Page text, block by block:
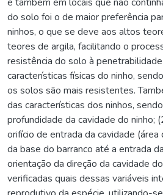
do solo foi o de maior preferência
ninhos, o que se deve aos altos
teores de argila, facilitando o
resistência do solo à
características físicas do ninho,
os solos são mais resistentes.
das características dos ninhos,
profundidade da cavidade do ninho;
orifício de entrada da cavidade (área
da base do barranco até a entrada
orientação da direção da cavidade
verificadas quais dessas variáveis